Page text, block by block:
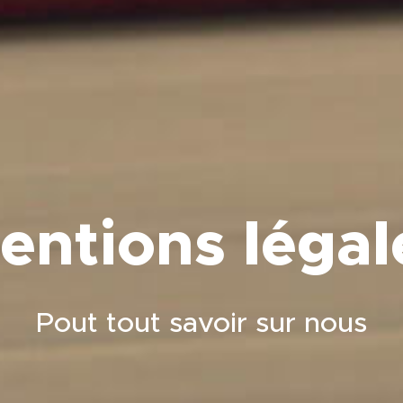
Pout tout savoir sur nous